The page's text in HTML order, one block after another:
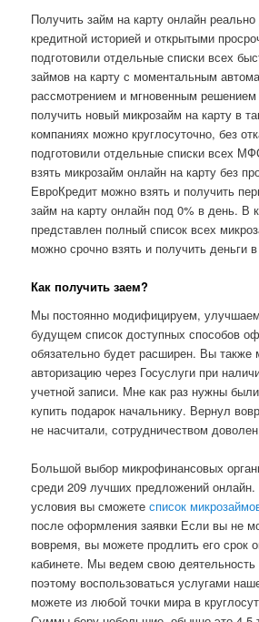
Получить займ на карту онлайн
кредитной историей и открытыми
подготовили отдельные списки всех
займов на карту с моментальным
рассмотрением и мгновенным решением
получить новый микрозайм на карту в
компаниях можно круглосуточно, без
подготовили отдельные списки всех
взять микрозайм онлайн на карту без
ЕвроКредит можно взять и получить
займ на карту онлайн под 0% в день. В
представлен полный список всех
можно срочно взять и получить деньги
Как получить заем?
Мы постоянно модифицируем,
будущем список доступных способов
обязательно будет расширен. Вы также
авторизацию через Госуслуги при
учетной записи. Мне как раз нужны
купить подарок начальнику. Вернул
не насчитали, сотрудничеством
Большой выбор микрофинансовых
среди 209 лучших предложений
условия вы сможетесписок
после оформления заявки Если вы не
вовремя, вы можете продлить его срок
кабинете. Мы ведем свою
поэтому воспользоваться услугами
можете из любой точки мира в